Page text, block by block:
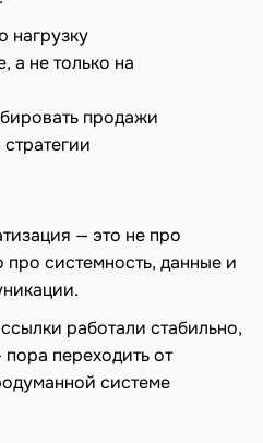
нагрузку
а не только на
продажи
— это не про
системность, данные и
работали стабильно,
переходить от
системе